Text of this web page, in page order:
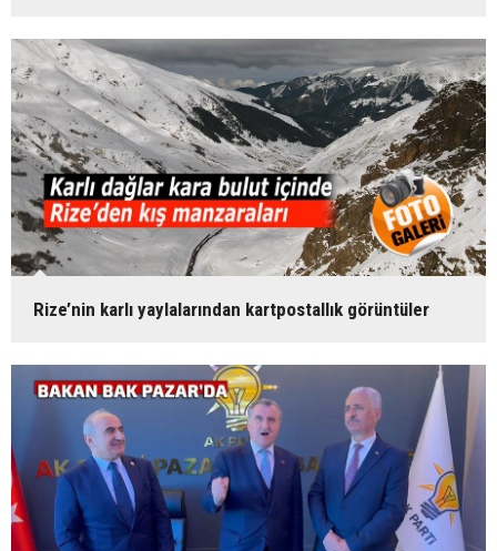
Rize’nin karlı yaylalarından kartpostallık görüntüler